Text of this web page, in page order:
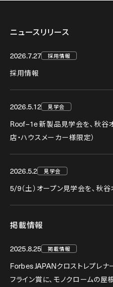
ニュースリリース
2026.7.27 採用情報
採用情報
2026.5.12 見学会
Roof–1e新製品見学会を、秋谷
店・ハウスメーカー様限定）
2026.5.2 見学会
5/9（土）オープン見学会を、秋
掲載情報
2025.8.25 掲載情報
Forbes JAPANクロストレプレナ
フライン賞に、モノクロームの